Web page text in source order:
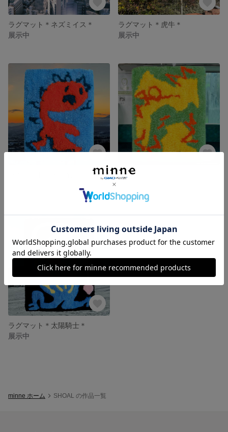
ラグマット＊ネズミイス＊
展示中
ラグマット＊虎牛＊
展示中
ラグマット＊弾力＊
ラグマット＊太陽騎士＊
展示中
minne ホーム SHOAL の作品一覧